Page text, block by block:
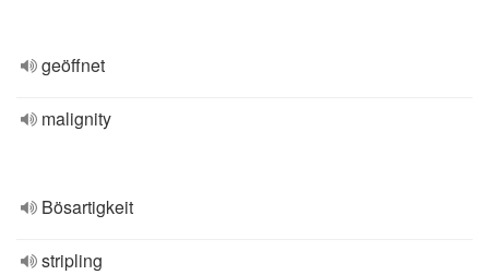
geöffnet
malignity
Bösartigkeit
stripling